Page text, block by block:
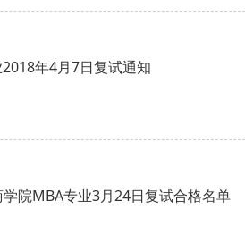
年4月7日复试通知
院MBA专业3月24日复试合格名单